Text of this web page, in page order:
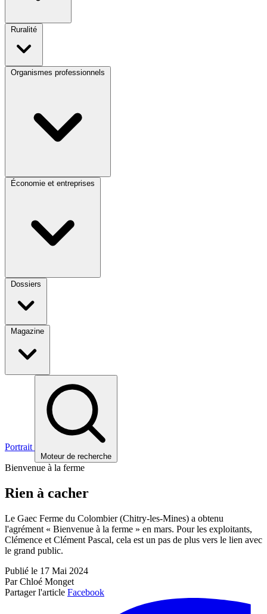
Ruralité
Organismes professionnels
Économie et entreprises
Dossiers
Magazine
Portrait
Moteur de recherche
Bienvenue à la ferme
Rien à cacher
Le Gaec Ferme du Colombier (Chitry-les-Mines) a obtenu
l'agrément « Bienvenue à la ferme » en mars. Pour les exploitants,
Clémence et Clément Pascal, cela est un pas de plus vers le lien avec
le grand public.
Publié le 17 Mai 2024
Par Chloé Monget
Partager l'article Facebook